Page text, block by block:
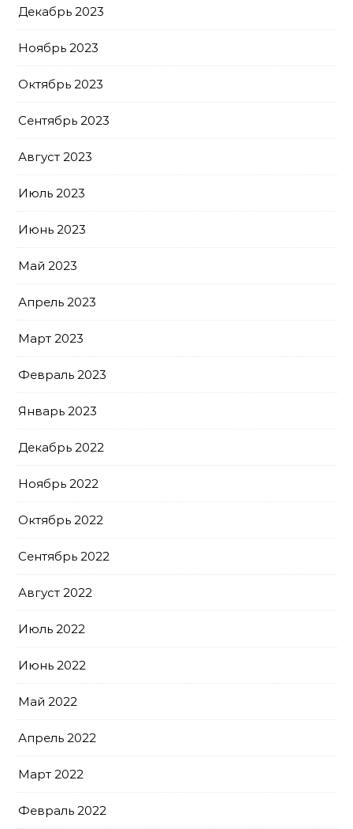
Декабрь 2023
Ноябрь 2023
Октябрь 2023
Сентябрь 2023
Август 2023
Июль 2023
Июнь 2023
Май 2023
Апрель 2023
Март 2023
Февраль 2023
Январь 2023
Декабрь 2022
Ноябрь 2022
Октябрь 2022
Сентябрь 2022
Август 2022
Июль 2022
Июнь 2022
Май 2022
Апрель 2022
Март 2022
Февраль 2022